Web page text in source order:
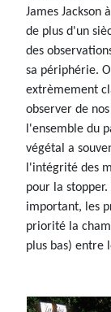
James Jackson
de plus d'un
des
sa périphérie.
extrèmement
observer de
l'ensemble du
végétal a
l'intégrité des
pour la
important, les
priorité la
plus bas) entre